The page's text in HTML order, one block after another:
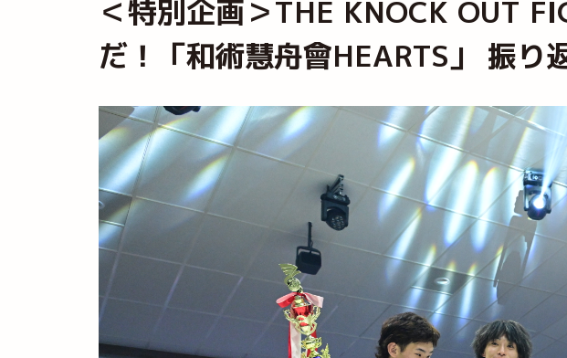
＜特別企画＞THE KNOCK OUT
だ！「和術慧舟會HEARTS」 振り